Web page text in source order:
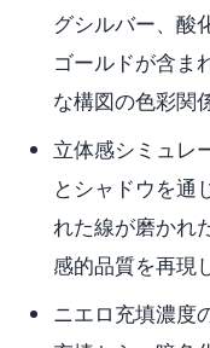
グシルバー、酸
ゴールドが含ま
な構図の色彩関
立体感シミュレ
とシャドウを通
れた線が磨かれ
感的品質を再現
ニエロ充填濃度